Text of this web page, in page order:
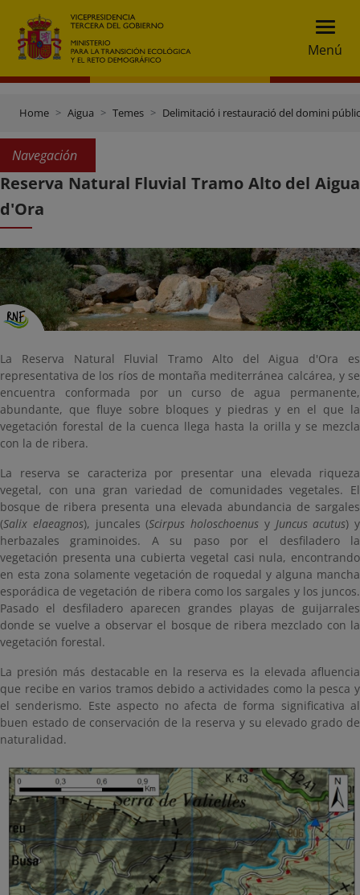
Menú
Home Aigua Temes Delimitació i restauració del domini
Navegación
Reserva Natural Fluvial Tramo Alto del Aigua
d'Ora
La Reserva Natural Fluvial Tramo Alto del Aigua d'Ora es
representativa de los ríos de montaña mediterránea calcárea, y se
encuentra conformada por un curso de agua permanente,
abundante, que fluye sobre bloques y piedras y en el que la
vegetación forestal de la cuenca llega hasta la orilla y se mezcla
con la de ribera.
La reserva se caracteriza por presentar una elevada riqueza
vegetal, con una gran variedad de comunidades vegetales. El
bosque de ribera presenta una elevada abundancia de sargales
(Salix elaeagnos), juncales (Scirpus holoschoenus y Juncus acutus) y
herbazales graminoides. A su paso por el desfiladero la
vegetación presenta una cubierta vegetal casi nula, encontrando
en esta zona solamente vegetación de roquedal y alguna mancha
esporádica de vegetación de ribera como los sargales y los juncos.
Pasado el desfiladero aparecen grandes playas de guijarrales
donde se vuelve a observar el bosque de ribera mezclado con la
vegetación forestal.
La presión más destacable en la reserva es la elevada afluencia
que recibe en varios tramos debido a actividades como la pesca y
el senderismo. Este aspecto no afecta de forma significativa al
buen estado de conservación de la reserva y su elevado grado de
naturalidad.